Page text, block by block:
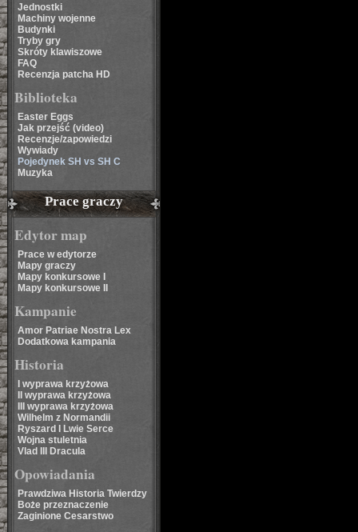
Jednostki
Machiny wojenne
Budynki
Tryby gry
Skróty klawiszowe
FAQ
Recenzja patcha HD
Biblioteka
Easter Eggs
Jak przejść (video)
Recenzje/zapowiedzi
Wywiady
Pojedynek SH vs SH C
Muzyka
Prace graczy
Edytor map
Prace w edytorze
Mapy graczy
Mapy konkursowe I
Mapy konkursowe II
Kampanie
Amor Patriae Nostra Lex
Dodatkowa kampania
Historia
I wyprawa krzyżowa
II wyprawa krzyżowa
III wyprawa krzyżowa
Wilhelm z Normandii
Ryszard I Lwie Serce
Wojna stuletnia
Vlad III Dracula
Opowiadania
Prawdziwa Historia Twierdzy
Boże przeznaczenie
Zaginione Cesarstwo